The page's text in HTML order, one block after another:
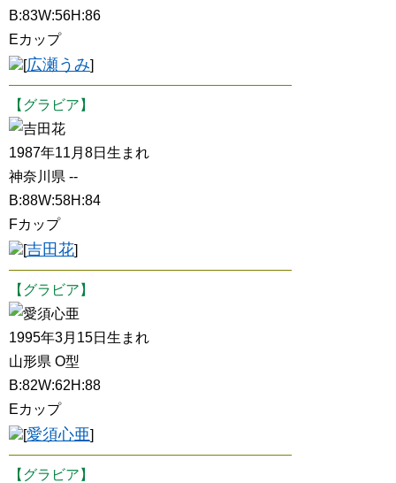
B:83W:56H:86
Eカップ
[広瀬うみ]
【グラビア】
吉田花
1987年11月8日生まれ
神奈川県 --
B:88W:58H:84
Fカップ
[吉田花]
【グラビア】
愛須心亜
1995年3月15日生まれ
山形県 O型
B:82W:62H:88
Eカップ
[愛須心亜]
【グラビア】